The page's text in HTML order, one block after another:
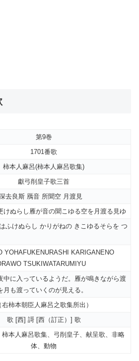
第9巻
1701番歌
柿本人麻呂(柿本人麻呂歌集)
獻弓削皇子歌三首
去良斯 鴈音 所聞空 月渡見
けぬらし雁が音の聞こゆる空を月渡る見ゆ
ふけぬらし かりがねの きこゆるそらを つ
YOHAFUKENURASHI KARIGANENO
TSUKIWATARUMIYU
中に入っているようだ。雁が鳴きながら渡
月も渡っていくのが見える。
右柿本朝臣人麻呂之歌集所出）
歌 [西] 謌 [西（訂正）] 歌
本人麻呂歌集、弓削皇子、献呈歌、非略
体、動物